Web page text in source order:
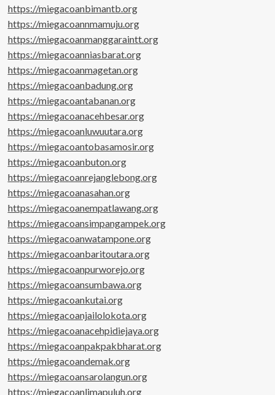
https://miegacoanbimantb.org
https://miegacoannmamuju.org
https://miegacoanmanggaraintt.org
https://miegacoanniasbarat.org
https://miegacoanmagetan.org
https://miegacoanbadung.org
https://miegacoantabanan.org
https://miegacoanacehbesar.org
https://miegacoanluwuutara.org
https://miegacoantobasamosir.org
https://miegacoanbuton.org
https://miegacoanrejanglebong.org
https://miegacoanasahan.org
https://miegacoanempatlawang.org
https://miegacoansimpangampek.org
https://miegacoanwatampone.org
https://miegacoanbaritoutara.org
https://miegacoanpurworejo.org
https://miegacoansumbawa.org
https://miegacoankutai.org
https://miegacoanjailolokota.org
https://miegacoanacehpidiejaya.org
https://miegacoanpakpakbharat.org
https://miegacoandemak.org
https://miegacoansarolangun.org
https://miegacoanlimapuluh.org